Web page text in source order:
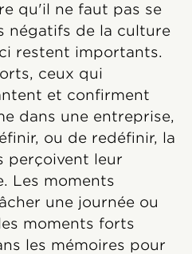
qu'il ne faut pas se
négatifs de la culture
restent importants.
ceux qui
et confirment
dans une entreprise,
ou de redéfinir, la
perçoivent leur
Les moments
une journée ou
moments forts
les mémoires pour